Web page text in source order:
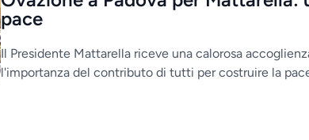
pace
Il Presidente Mattarella riceve una calorosa
l'importanza del contributo di tutti per costruire la